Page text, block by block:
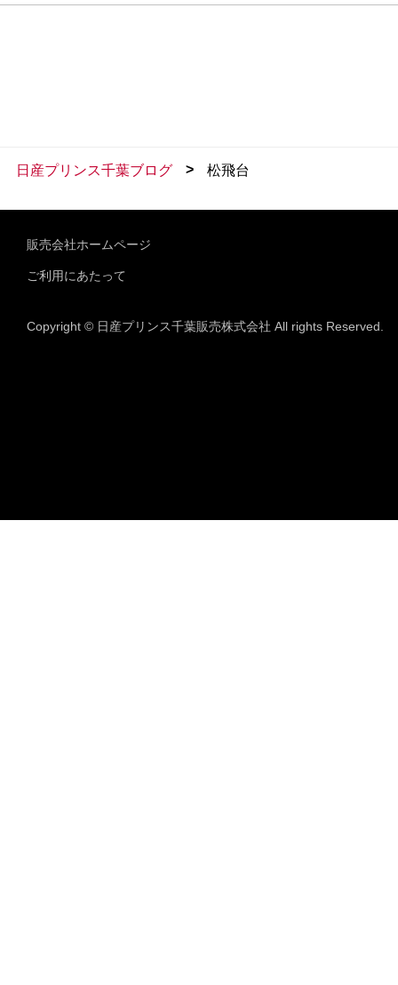
日産プリンス千葉ブログ > 松飛台
販売会社ホームページ
ご利用にあたって
Copyright © 日産プリンス千葉販売株式会社 All rights Reserved.